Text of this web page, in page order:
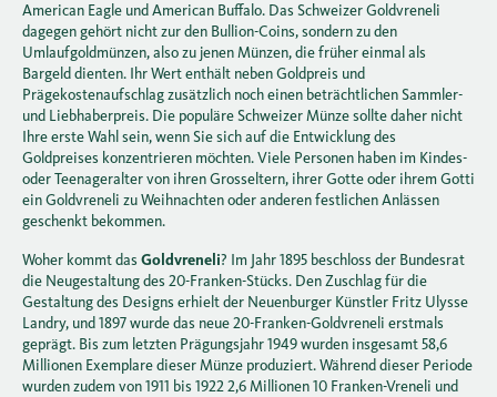
American Eagle und American Buffalo. Das Schweizer Goldvreneli
dagegen gehört nicht zur den Bullion-Coins, sondern zu den
Umlaufgoldmünzen, also zu jenen Münzen, die früher einmal als
Bargeld dienten. Ihr Wert enthält neben Goldpreis und
Prägekostenaufschlag zusätzlich noch einen beträchtlichen Sammler-
und Liebhaberpreis. Die populäre Schweizer Münze sollte daher nicht
Ihre erste Wahl sein, wenn Sie sich auf die Entwicklung des
Goldpreises konzentrieren möchten. Viele Personen haben im Kindes-
oder Teenageralter von ihren Grosseltern, ihrer Gotte oder ihrem Gotti
ein Goldvreneli zu Weihnachten oder anderen festlichen Anlässen
geschenkt bekommen.
Woher kommt das Goldvreneli? Im Jahr 1895 beschloss der Bundesrat
die Neugestaltung des 20-Franken-Stücks. Den Zuschlag für die
Gestaltung des Designs erhielt der Neuenburger Künstler Fritz Ulysse
Landry, und 1897 wurde das neue 20-Franken-Goldvreneli erstmals
geprägt. Bis zum letzten Prägungsjahr 1949 wurden insgesamt 58,6
Millionen Exemplare dieser Münze produziert. Während dieser Periode
wurden zudem von 1911 bis 1922 2,6 Millionen 10 Franken-Vreneli und